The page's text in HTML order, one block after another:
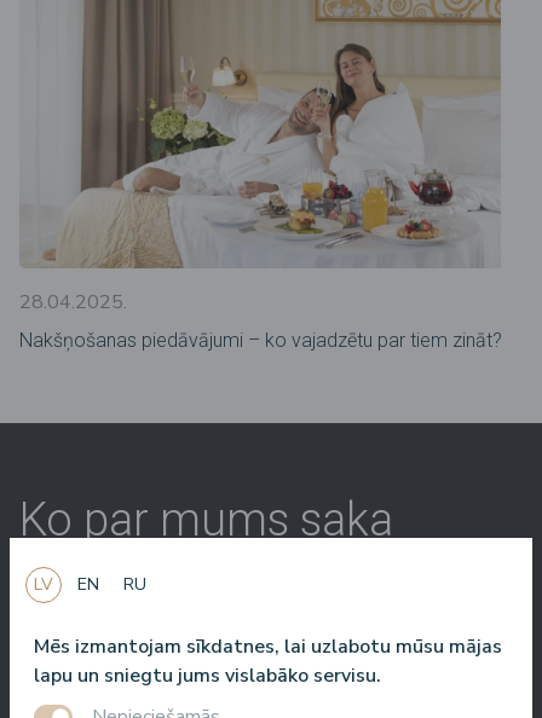
28.04.2025.
Nakšņošanas piedāvājumi – ko vajadzētu par tiem zināt?
Ko par mums saka
citi
Baltic Beach Hotel & SPA jums, draugi, piedāvās īstu Dolce
Vita. Saule, jūra, garšīgs ēdiens un draudzīgi cilvēki. Man ļoti
LV EN RU
Mēs izmantojam sīkdatnes, lai uzlabotu mūsu mājas
lapu un sniegtu jums vislabāko servisu.